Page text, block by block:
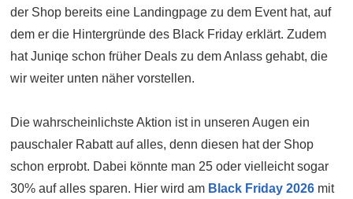
der Shop bereits eine Landingpage zu dem Event hat, auf
dem er die Hintergründe des Black Friday erklärt. Zudem
hat Juniqe schon früher Deals zu dem Anlass gehabt, die
wir weiter unten näher vorstellen.
Die wahrscheinlichste Aktion ist in unseren Augen ein
pauschaler Rabatt auf alles, denn diesen hat der Shop
schon erprobt. Dabei könnte man 25 oder vielleicht sogar
30% auf alles sparen. Hier wird am Black Friday 2026 mit